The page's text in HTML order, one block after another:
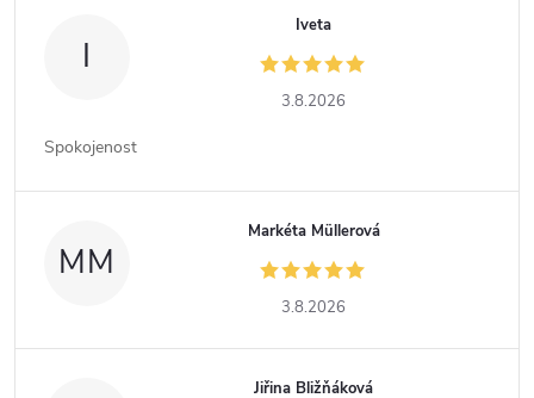
I
Iveta
3.8.2026
Spokojenost
MM
Markéta Müllerová
3.8.2026
Jiřina Bližňáková